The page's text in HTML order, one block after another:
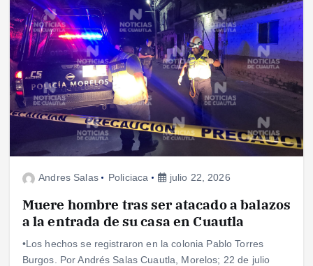
Andres Salas Policiaca julio 22, 2026
Muere hombre tras ser atacado a balazos
a la entrada de su casa en Cuautla
•Los hechos se registraron en la colonia Pablo Torres
Burgos. Por Andrés Salas Cuautla, Morelos; 22 de julio